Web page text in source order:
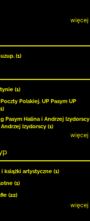
więcej
(1)
(1)
Polskiej. UP Pasym UP
Pasym Halina i Andrzej Izydorscy
Izydorscy (1)
więcej
książki artystyczne (1)
(1)
(22)
więcej